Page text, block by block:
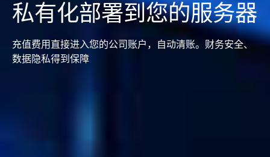
私有化部署到您的服务器
充值费用直接进入您的公司账户，自动清账。财务安全、
数据隐私得到保障